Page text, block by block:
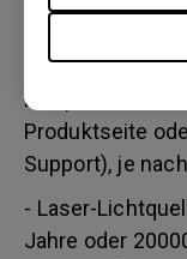
-
Stunden/ 3
Produktseite
Support), je
- Laser-
Jahre oder